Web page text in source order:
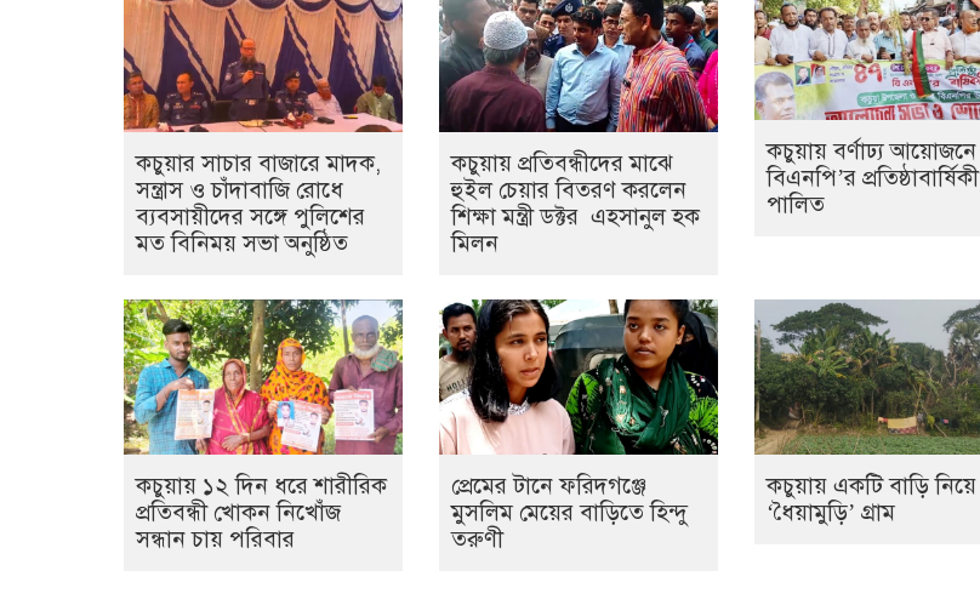
কচুয়ার সাচার বাজারে মাদক,
সন্ত্রাস ও চাঁদাবাজি রোধে
ব্যবসায়ীদের সঙ্গে পুলিশের
মত বিনিময় সভা অনুষ্ঠিত
কচুয়ায় প্রতিবন্ধীদের মাঝে
হুইল চেয়ার বিতরণ করলেন
শিক্ষা মন্ত্রী ডক্টর এহসানুল হক
মিলন
কচুয়ায় বর্ণাঢ্য আয়োজনে
বিএনপি’র প্রতিষ্ঠাবার্ষিকী
পালিত
কচুয়ায় ১২ দিন ধরে শারীরিক
প্রতিবন্ধী খোকন নিখোঁজ
সন্ধান চায় পরিবার
প্রেমের টানে ফরিদগঞ্জে
মুসলিম মেয়ের বাড়িতে হিন্দু
তরুণী
কচুয়ায় একটি বাড়ি নিয়ে
‘ধৈয়ামুড়ি’ গ্রাম